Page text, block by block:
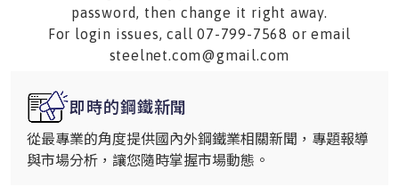
password, then change it right away.
For login issues, call 07-799-7568 or email
steelnet.com@gmail.com
即時的鋼鐵新聞
從最專業的角度提供國內外鋼鐵業相關新聞，專題報導
與市場分析，讓您隨時掌握市場動態。